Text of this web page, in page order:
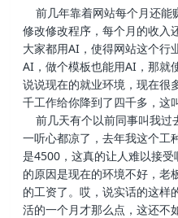
前几年靠着网站每个月还能
修改修改程序，每个月的收入
大家都用AI，使得网站这个行
AI，做个模板也能用AI，那就
说说现在的就业环境，现在很
千工作给你降到了四千多，这
前几天有个以前同事叫我过
一听心都凉了，去年我这个工
是4500，这真的让人难以接
的原因是现在的环境不好，老
的工资了。哎，说实话的这样
活的一个月才那么点，这还不